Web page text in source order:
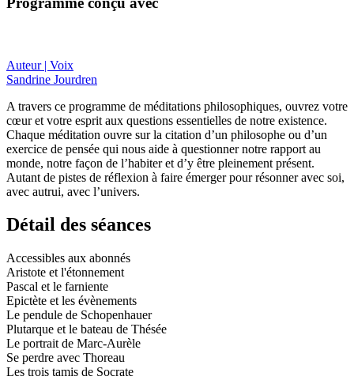
Auteur | Voix
Sandrine Jourdren
A travers ce programme de méditations philosophiques, ouvrez votre
cœur et votre esprit aux questions essentielles de notre existence.
Chaque méditation ouvre sur la citation d’un philosophe ou d’un
exercice de pensée qui nous aide à questionner notre rapport au
monde, notre façon de l’habiter et d’y être pleinement présent.
Autant de pistes de réflexion à faire émerger pour résonner avec soi,
avec autrui, avec l’univers.
Détail des séances
Accessibles aux abonnés
Aristote et l'étonnement
Pascal et le farniente
Epictète et les évènements
Le pendule de Schopenhauer
Plutarque et le bateau de Thésée
Le portrait de Marc-Aurèle
Se perdre avec Thoreau
Les trois tamis de Socrate